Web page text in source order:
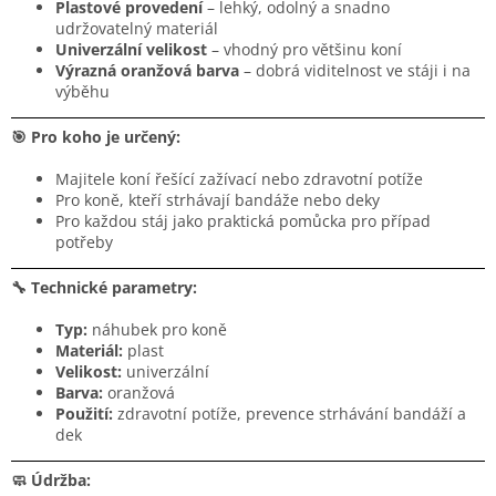
Plastové provedení – lehký, odolný a snadno
udržovatelný materiál
Univerzální velikost – vhodný pro většinu koní
Výrazná oranžová barva – dobrá viditelnost ve stáji i na
výběhu
🎯 Pro koho je určený:
Majitele koní řešící zažívací nebo zdravotní potíže
Pro koně, kteří strhávají bandáže nebo deky
Pro každou stáj jako praktická pomůcka pro případ
potřeby
🔧 Technické parametry:
Typ: náhubek pro koně
Materiál: plast
Velikost: univerzální
Barva: oranžová
Použití: zdravotní potíže, prevence strhávání bandáží a
dek
🧼 Údržba: